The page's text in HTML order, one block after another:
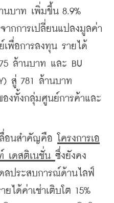
นบาท เพิ่มขึ้น 8.9%
ากการเปลี่ยนแปลงมูลค่า
เพื่อการลงทุน รายได้
ล้านบาท และ BU
สู่ 781 ล้านบาท
งทั้งกลุ่มศูนย์การค้าและ
อนสำคัญคือ
โครงการเอ
เดสติเนชั่น ซึ่งยังคง
ลประสบการณ์ด้านไลฟ์
ได้ค่าเช่าเติบโต 15%